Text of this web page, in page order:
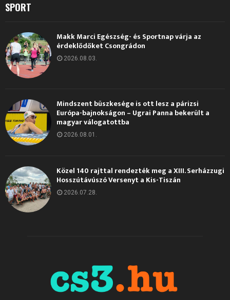
SPORT
Makk Marci Egészség- és Sportnap várja az
érdeklődőket Csongrádon
2026.08.03.
Mindszent büszkesége is ott lesz a párizsi
Európa-bajnokságon – Ugrai Panna bekerült a
magyar válogatottba
2026.08.01.
Közel 140 rajttal rendezték meg a XIII. Serházzugi
Hosszútávúszó Versenyt a Kis-Tiszán
2026.07.28.